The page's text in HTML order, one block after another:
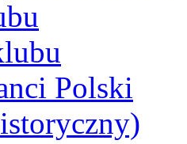
Polski